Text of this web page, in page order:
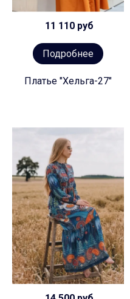
11 110 руб
Подробнее
Платье "Хельга-27"